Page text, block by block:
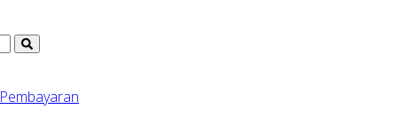
Pembayaran